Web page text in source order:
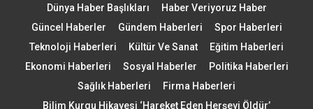
Dünya Haber Başlıkları
Haber Veriyoruz Haber
Güncel Haberler
Gündem Haberleri
Spor Haberleri
Teknoloji Haberleri
Kültür Ve Sanat
Eğitim Haberleri
Ekonomi Haberleri
Sosyal Haberler
Politika Haberleri
Sağlık Haberleri
Firma Haberleri
Bilim Kurgu Hikayesi ‘Hareket Eden Herşeyi Öldür’